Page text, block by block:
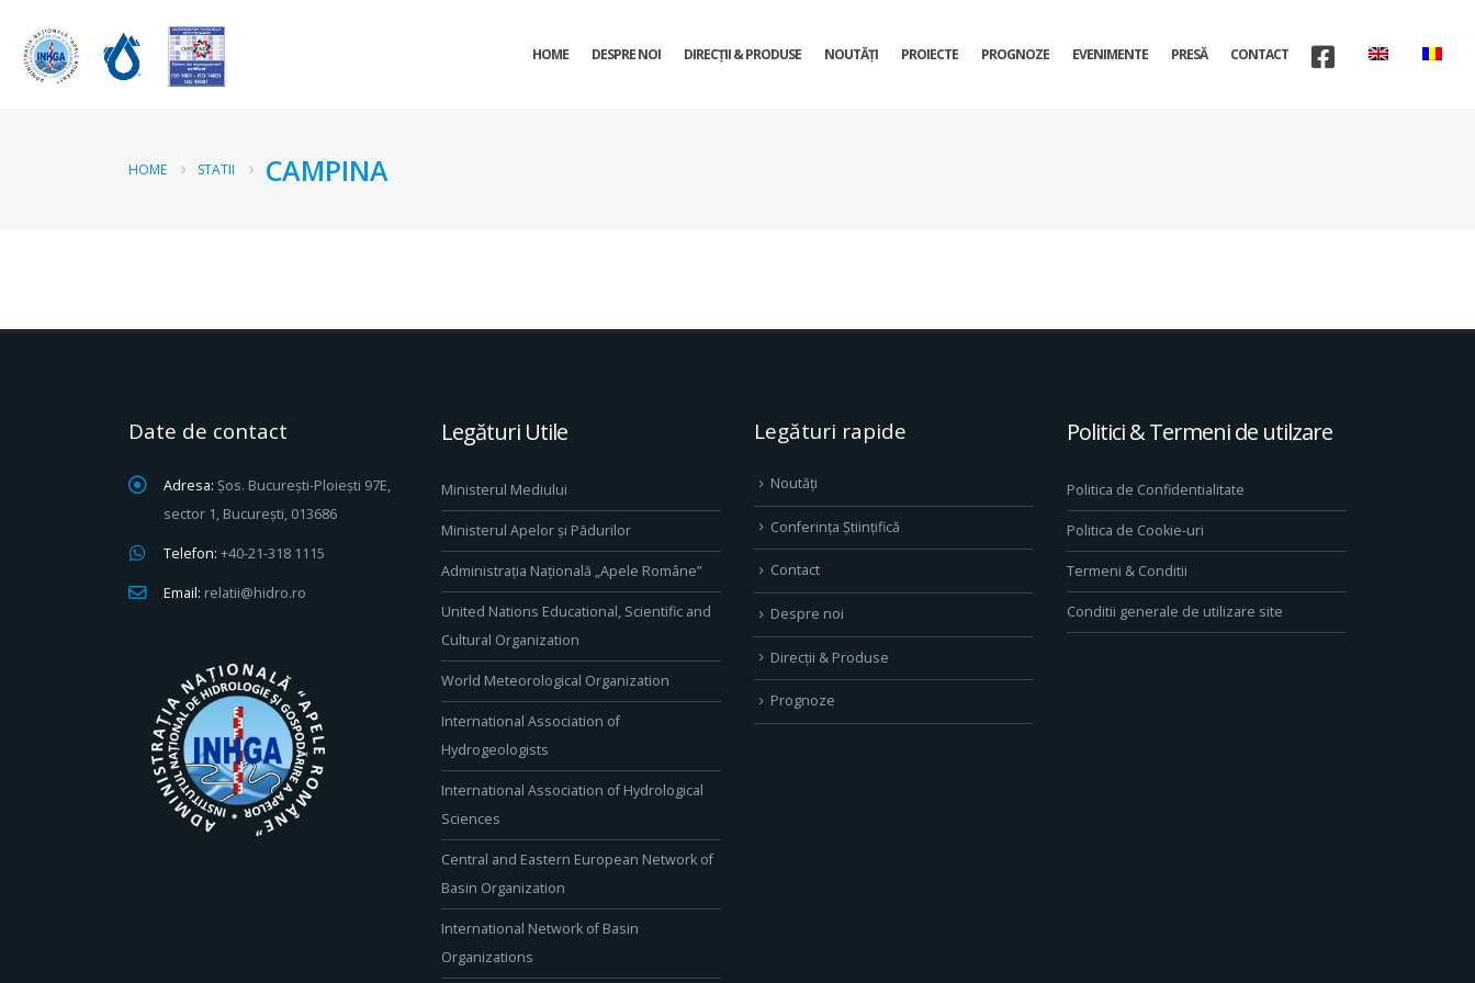
HOME DESPRE NOI DIRECŢII & PRODUSE NOUTĂȚI PROIECTE PROGNOZE EVENIMENTE PRESĂ CONTACT
HOME STATII CAMPINA
Date de contact
Adresa: Șos. București-Ploiești 97E,
sector 1, București, 013686
Telefon: +40-21-318 1115
Email: relatii@hidro.ro
Legături Utile
Ministerul Mediului
Ministerul Apelor și Pădurilor
Administrația Națională „Apele Române”
United Nations Educational, Scientific and
Cultural Organization
World Meteorological Organization
International Association of
Hydrogeologists
International Association of Hydrological
Sciences
Central and Eastern European Network of
Basin Organization
International Network of Basin
Organizations
Legături rapide
Noutăți
Conferința Științifică
Contact
Despre noi
Direcţii & Produse
Prognoze
Politici & Termeni de utilzare
Politica de Confidentialitate
Politica de Cookie-uri
Termeni & Conditii
Conditii generale de utilizare site